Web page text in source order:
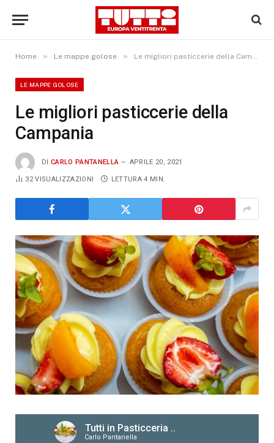
Home » Le mappe golose » Le migliori pasticcerie della Campania
LE MAPPE GOLOSE
Le migliori pasticcerie della
Campania
DI CARLO PANTANELLA APRILE 20, 2021
32VISUALIZZAZIONI LETTURA 4 MIN.